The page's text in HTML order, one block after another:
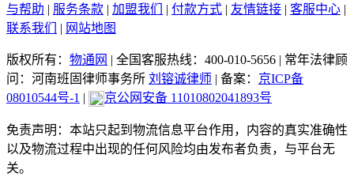
与帮助 | 服务条款 | 加盟我们 | 付款方式 | 友情链接 | 客服中心 |
联系我们
| 网站地图
版权所有： 物通网 | 全国客服热线：400-010-5656 | 常年法律顾
问：河南班固律师事务所 刘镕诚律师 | 备案： 京ICP备
08010544号-1 | 京公网安备 11010802041893号
免责声明：本站只起到物流信息平台作用，内容的真实准确性
以及物流过程中出现的任何风险均由发布者负责，与平台无
关。